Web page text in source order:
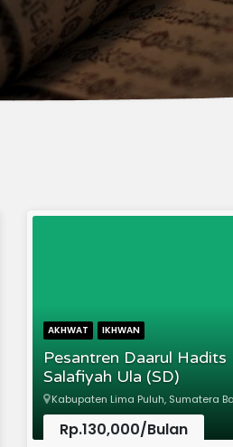
AKHWAT IKHWAN
Pesantren Daarul Hadits
Salafiyah Ula (SD)
Kabupaten Lima Puluh, Sumatera
Rp.130,000/Bulan